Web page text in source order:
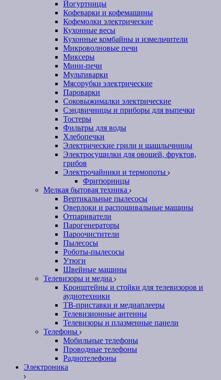
Йогуртницы
Кофеварки и кофемашины
Кофемолки электрические
Кухонные весы
Кухонные комбайны и измельчители
Микроволновые печи
Миксеры
Мини-печи
Мультиварки
Мясорубки электрические
Пароварки
Соковыжималки электрические
Сэндвичницы и приборы для выпечки
Тостеры
Фильтры для воды
Хлебопечки
Электрические грили и шашлычницы
Электросушилки для овощей, фруктов,
грибов
Электрочайники и термопоты
Фритюрницы
Мелкая бытовая техника
Вертикальные пылесосы
Оверлоки и распошивальные машины
Отпариватели
Парогенераторы
Пароочистители
Пылесосы
Роботы-пылесосы
Утюги
Швейные машины
Телевизоры и медиа
Кронштейны и стойки для телевизоров и
аудиотехники
ТВ-приставки и медиаплееры
Телевизионные антенны
Телевизоры и плазменные панели
Телефоны
Мобильные телефоны
Проводные телефоны
Радиотелефоны
Электроника